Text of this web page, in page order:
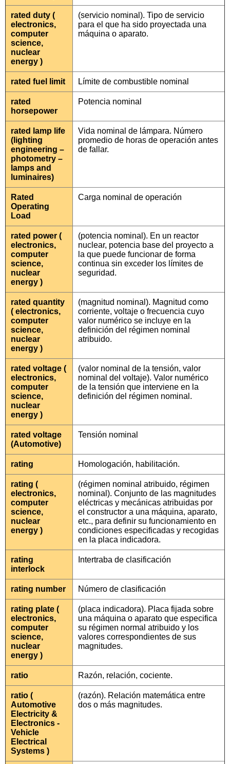
rated duty (
electronics,
computer
science,
nuclear
energy )
(servicio nominal). Tipo de servicio
para el que ha sido proyectada una
máquina o aparato.
rated fuel limit Límite de combustible nominal
rated
horsepower
Potencia nominal
rated lamp life
(lighting
engineering –
photometry –
lamps and
luminaires)
Vida nominal de lámpara. Número
promedio de horas de operación antes
de fallar.
Rated
Operating
Load
Carga nominal de operación
rated power (
electronics,
computer
science,
nuclear
energy )
(potencia nominal). En un reactor
nuclear, potencia base del proyecto a
la que puede funcionar de forma
continua sin exceder los límites de
seguridad.
rated quantity
( electronics,
computer
science,
nuclear
energy )
(magnitud nominal). Magnitud como
corriente, voltaje o frecuencia cuyo
valor numérico se incluye en la
definición del régimen nominal
atribuido.
rated voltage (
electronics,
computer
science,
nuclear
energy )
(valor nominal de la tensión, valor
nominal del voltaje). Valor numérico
de la tensión que interviene en la
definición del régimen nominal.
rated voltage
(Automotive)
Tensión nominal
rating Homologación, habilitación.
rating (
electronics,
computer
science,
nuclear
energy )
(régimen nominal atribuido, régimen
nominal). Conjunto de las magnitudes
eléctricas y mecánicas atribuidas por
el constructor a una máquina, aparato,
etc., para definir su funcionamiento en
condiciones especificadas y recogidas
en la placa indicadora.
rating
interlock
Intertraba de clasificación
rating number Número de clasificación
rating plate (
electronics,
computer
science,
nuclear
energy )
(placa indicadora). Placa fijada sobre
una máquina o aparato que especifica
su régimen normal atribuido y los
valores correspondientes de sus
magnitudes.
ratio Razón, relación, cociente.
ratio (
Automotive
Electricity &
Electronics -
Vehicle
Electrical
Systems )
(razón). Relación matemática entre
dos o más magnitudes.